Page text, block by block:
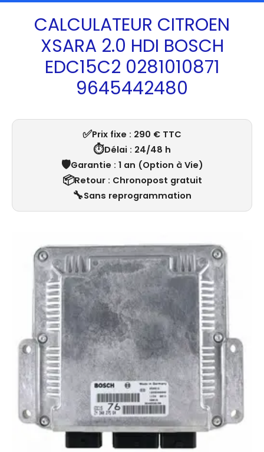
CALCULATEUR CITROEN
XSARA 2.0 HDI BOSCH
EDC15C2 0281010871
9645442480
✅Prix fixe : 290 € TTC
⏱️Délai : 24/48 h
🛡️Garantie : 1 an (Option à Vie)
📦Retour : Chronopost gratuit
🔧Sans reprogrammation